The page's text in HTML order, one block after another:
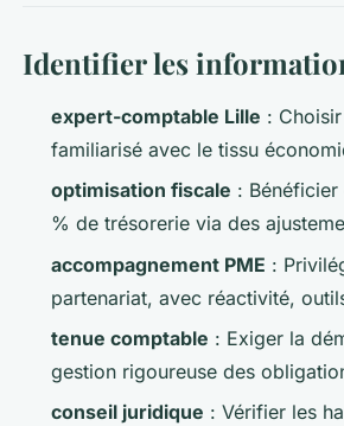
Identifier les
expert-comptable Lille :
familiarisé avec le tissu
optimisation fiscale : Bénéficier
% de trésorerie via des
accompagnement PME :
partenariat, avec réactivité,
tenue comptable : Exiger la
gestion rigoureuse des
conseil juridique : Vérifier les